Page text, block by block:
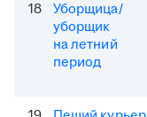
18
Уборщица/
уборщик
на летний
период